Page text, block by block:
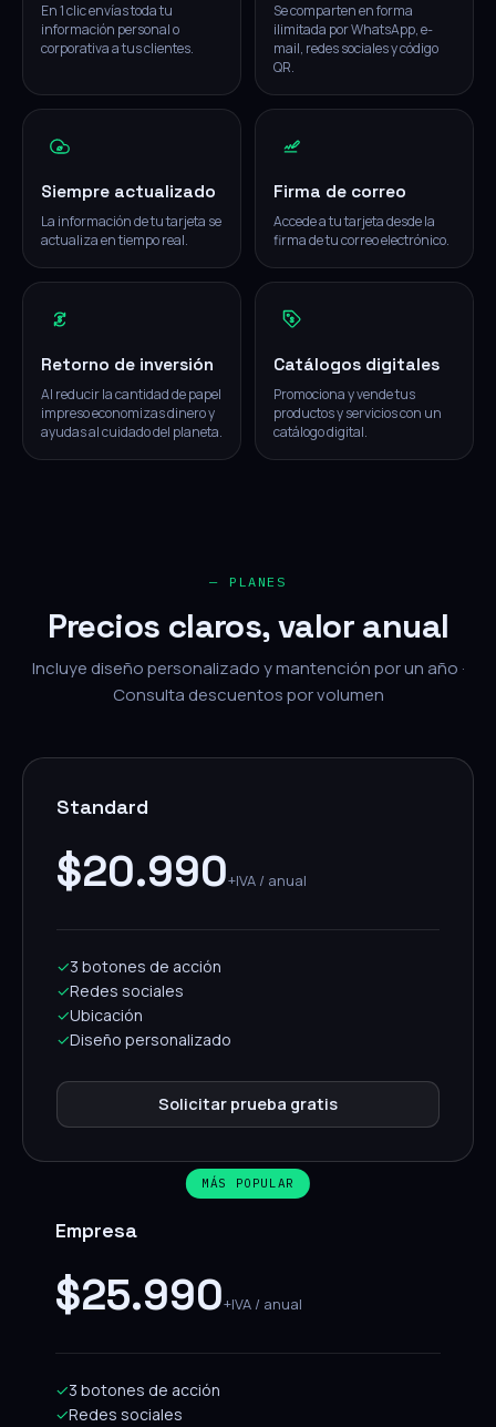
En 1 clic envías toda tu
información personal o
corporativa a tus clientes.
Se comparten en forma
ilimitada por WhatsApp, e-
mail, redes sociales y código
QR.
Siempre actualizado
La información de tu tarjeta se
actualiza en tiempo real.
Firma de correo
Accede a tu tarjeta desde la
firma de tu correo electrónico.
Retorno de inversión
Al reducir la cantidad de papel
impreso economizas dinero y
ayudas al cuidado del planeta.
Catálogos digitales
Promociona y vende tus
productos y servicios con un
catálogo digital.
— PLANES
Precios claros, valor anual
Incluye diseño personalizado y mantención por un año ·
Consulta descuentos por volumen
Standard
$20.990+IVA / anual
✓3 botones de acción
✓Redes sociales
✓Ubicación
✓Diseño personalizado
Solicitar prueba gratis
MÁS POPULAR
Empresa
$25.990+IVA / anual
✓3 botones de acción
✓Redes sociales